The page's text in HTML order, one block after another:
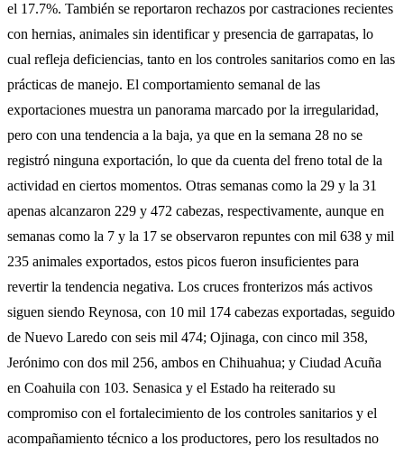
el 17.7%. También se reportaron rechazos por castraciones recientes
con hernias, animales sin identificar y presencia de garrapatas, lo
cual refleja deficiencias, tanto en los controles sanitarios como en las
prácticas de manejo. El comportamiento semanal de las
exportaciones muestra un panorama marcado por la irregularidad,
pero con una tendencia a la baja, ya que en la semana 28 no se
registró ninguna exportación, lo que da cuenta del freno total de la
actividad en ciertos momentos. Otras semanas como la 29 y la 31
apenas alcanzaron 229 y 472 cabezas, respectivamente, aunque en
semanas como la 7 y la 17 se observaron repuntes con mil 638 y mil
235 animales exportados, estos picos fueron insuficientes para
revertir la tendencia negativa. Los cruces fronterizos más activos
siguen siendo Reynosa, con 10 mil 174 cabezas exportadas, seguido
de Nuevo Laredo con seis mil 474; Ojinaga, con cinco mil 358,
Jerónimo con dos mil 256, ambos en Chihuahua; y Ciudad Acuña
en Coahuila con 103. Senasica y el Estado ha reiterado su
compromiso con el fortalecimiento de los controles sanitarios y el
acompañamiento técnico a los productores, pero los resultados no